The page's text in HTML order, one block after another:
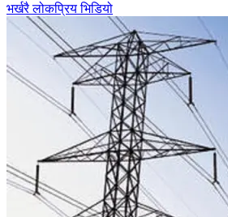
भर्खरैलोकप्रियभिडियो